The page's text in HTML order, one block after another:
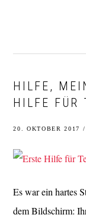
HILFE,
HILFE FÜR
20. OKTOBER 2017 /
Es war ein hartes
dem Bildschirm: